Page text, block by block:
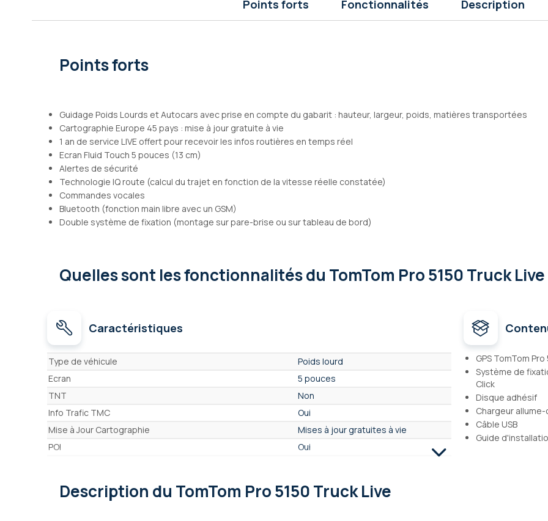
d’images
Points forts Fonctionnalités Description
Points forts
Guidage Poids Lourds et Autocars avec prise en compte du gabarit : hauteur, largeur, poids, matières transportées
Cartographie Europe 45 pays : mise à jour gratuite à vie
1 an de service LIVE offert pour recevoir les infos routières en temps réel
Ecran Fluid Touch 5 pouces (13 cm)
Alertes de sécurité
Technologie IQ route (calcul du trajet en fonction de la vitesse réelle constatée)
Commandes vocales
Bluetooth (fonction main libre avec un GSM)
Double système de fixation (montage sur pare-brise ou sur tableau de bord)
Quelles sont les fonctionnalitésdu TomTom Pro 5150 Truck Live
Caractéristiques
Caractéristiques
Type de véhicule
Poids lourd
Ecran
5 pouces
TNT
Non
Info Trafic TMC
Oui
Mise à Jour Cartographie
Mises à jour gratuites à vie
POI
Oui
Avertisseur zones de danger
Oui
GPS TomTom Pro
Système de
Click
Disque adhésif
Chargeur allume-
Câble USB
Guide
Description du TomTom Pro 5150 Truck Live